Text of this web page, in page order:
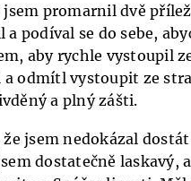
promarnil dvě
a podíval se do sebe,
aby rychle vystoupil
a odmítl vystoupit ze
a plný zášti.
jsem nedokázal
dostatečně laskavý,